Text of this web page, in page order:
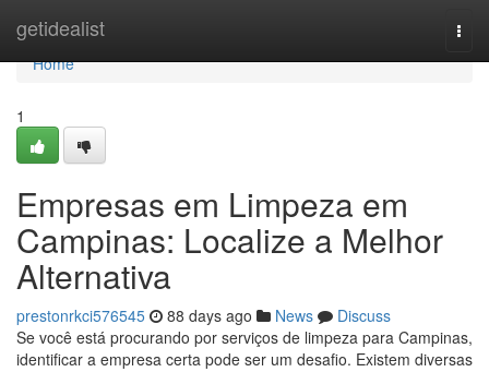
getidealist
Home
Home
1
Empresas em Limpeza em
Campinas: Localize a Melhor
Alternativa
prestonrkci576545 88 days ago News
Discuss
Se você está procurando por serviços de limpeza para Campinas,
identificar a empresa certa pode ser um desafio. Existem diversas